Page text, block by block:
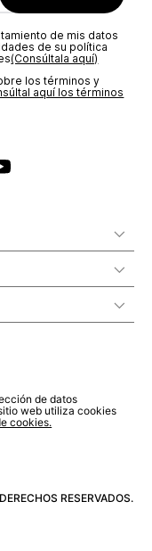
de mis datos
de su política
(Consúltala aquí)
los términos y
aquí los términos
RESERVADOS.
de datos
web utiliza cookies
cookies.